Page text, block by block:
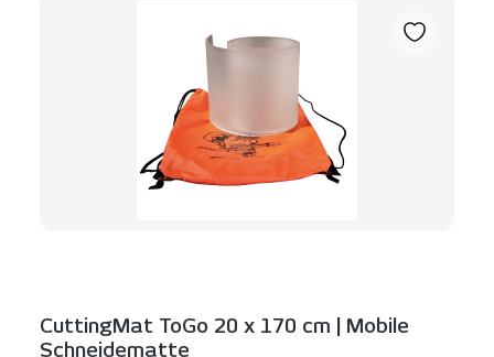
CuttingMat ToGo 20 x 170 cm | Mobile
Schneidematte